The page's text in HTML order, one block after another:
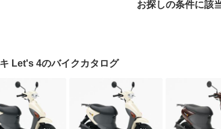
お探しの条件に該
Let's 4のバイクカタログ